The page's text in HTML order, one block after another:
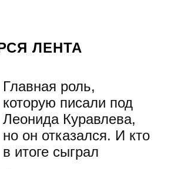
ЛЕНТА
Главная роль,
которую писали под
Леонида Куравлева,
но он отказался. И кто
в итоге сыграл